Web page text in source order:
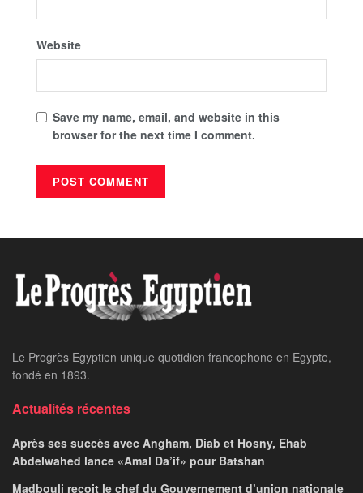
Website
Save my name, email, and website in this
browser for the next time I comment.
Le Progrès Egyptien unique quotidien francophone en Egypte,
fondé en 1893.
Actualités récentes
Après ses succès avec Angham, Diab et Hosny, Ehab
Abdelwahed lance «Amal Da’if» pour Batshan
Madbouli reçoit le chef du Gouvernement d’union nationale